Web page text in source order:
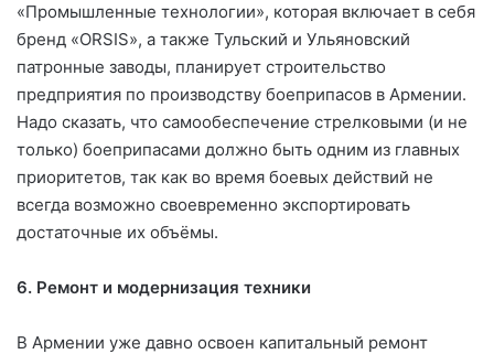
«Промышленные технологии», которая включает в себя
бренд «ORSIS», а также Тульский и Ульяновский
патронные заводы, планирует строительство
предприятия по производству боеприпасов в Армении.
Надо сказать, что самообеспечение стрелковыми (и не
только) боеприпасами должно быть одним из главных
приоритетов, так как во время боевых действий не
всегда возможно своевременно экспортировать
достаточные их объёмы.
6. Ремонт и модернизация техники
В Армении уже давно освоен капитальный ремонт